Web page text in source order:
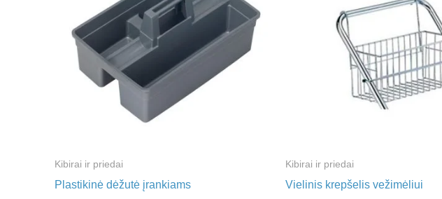
Kibirai ir priedai
Plastikinė dėžutė įrankiams
Kibirai ir priedai
Vielinis krepšelis vežimėliui